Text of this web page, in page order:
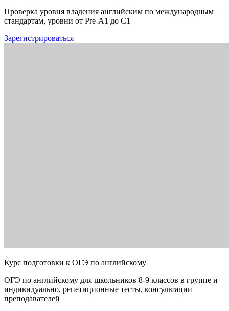
Проверка уровня владения английским по международным
стандартам, уровни от Pre-A1 до C1
Зарегистрироваться
Курс подготовки к ОГЭ по английскому
ОГЭ по английскому для школьников 8-9 классов в группе и
индивидуально, репетиционные тесты, консультации
преподавателей